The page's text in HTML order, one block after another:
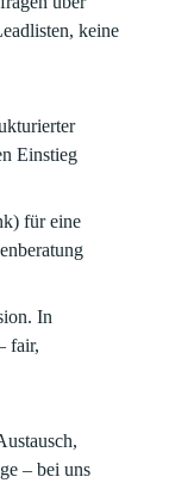
keine
Einstieg
für eine
In
fair,
– bei uns